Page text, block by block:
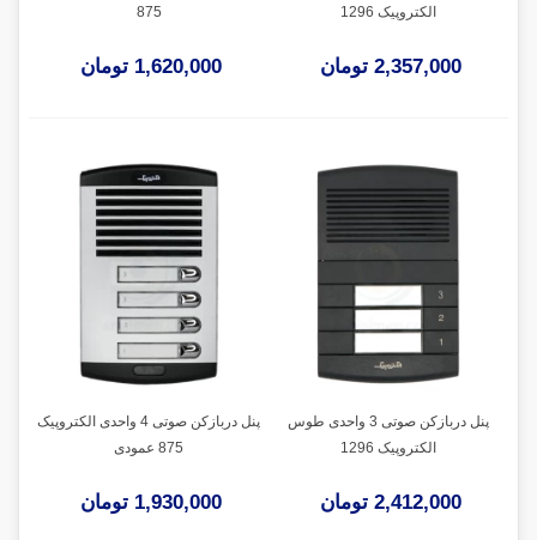
الکتروپیک 1296
2,357,000 تومان
875
1,620,000 تومان
پنل دربازکن صوتی 3 واحدی طوس
الکتروپیک 1296
2,412,000 تومان
پنل دربازکن صوتی 4 واحدی الکتروپیک
875 عمودی
1,930,000 تومان